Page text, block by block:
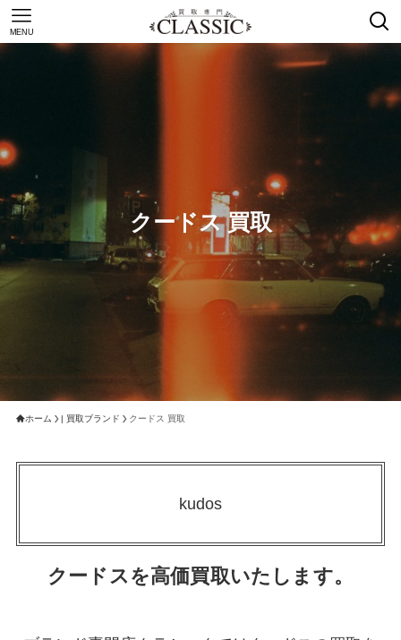
MENU
クードス 買取
ホーム | 買取ブランド クードス 買取
kudos
クードスを高価買取いたします。